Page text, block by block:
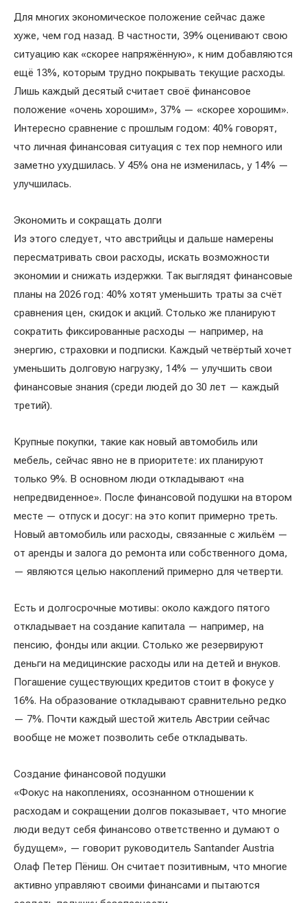
Для многих экономическое положение сейчас даже
хуже, чем год назад. В частности, 39% оценивают свою
ситуацию как «скорее напряжённую», к ним добавляются
ещё 13%, которым трудно покрывать текущие расходы.
Лишь каждый десятый считает своё финансовое
положение «очень хорошим», 37% — «скорее хорошим».
Интересно сравнение с прошлым годом: 40% говорят,
что личная финансовая ситуация с тех пор немного или
заметно ухудшилась. У 45% она не изменилась, у 14% —
улучшилась.
Экономить и сокращать долги
Из этого следует, что австрийцы и дальше намерены
пересматривать свои расходы, искать возможности
экономии и снижать издержки. Так выглядят финансовые
планы на 2026 год: 40% хотят уменьшить траты за счёт
сравнения цен, скидок и акций. Столько же планируют
сократить фиксированные расходы — например, на
энергию, страховки и подписки. Каждый четвёртый хочет
уменьшить долговую нагрузку, 14% — улучшить свои
финансовые знания (среди людей до 30 лет — каждый
третий).
Крупные покупки, такие как новый автомобиль или
мебель, сейчас явно не в приоритете: их планируют
только 9%. В основном люди откладывают «на
непредвиденное». После финансовой подушки на втором
месте — отпуск и досуг: на это копит примерно треть.
Новый автомобиль или расходы, связанные с жильём —
от аренды и залога до ремонта или собственного дома,
— являются целью накоплений примерно для четверти.
Есть и долгосрочные мотивы: около каждого пятого
откладывает на создание капитала — например, на
пенсию, фонды или акции. Столько же резервируют
деньги на медицинские расходы или на детей и внуков.
Погашение существующих кредитов стоит в фокусе у
16%. На образование откладывают сравнительно редко
— 7%. Почти каждый шестой житель Австрии сейчас
вообще не может позволить себе откладывать.
Создание финансовой подушки
«Фокус на накоплениях, осознанном отношении к
расходам и сокращении долгов показывает, что многие
люди ведут себя финансово ответственно и думают о
будущем», — говорит руководитель Santander Austria
Олаф Петер Пёниш. Он считает позитивным, что многие
активно управляют своими финансами и пытаются